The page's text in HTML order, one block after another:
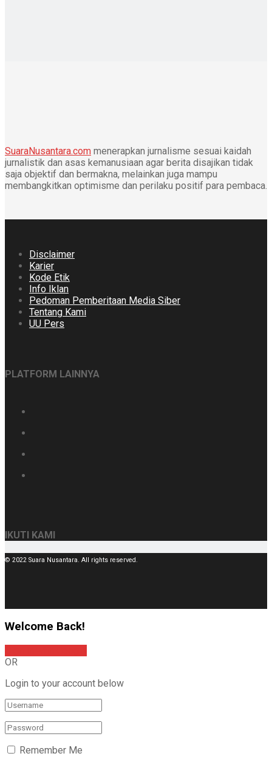
SuaraNusantara.com menerapkan jurnalisme sesuai kaidah
jurnalistik dan asas kemanusiaan agar berita disajikan tidak
saja objektif dan bermakna, melainkan juga mampu
membangkitkan optimisme dan perilaku positif para pembaca.
Disclaimer
Karier
Kode Etik
Info Iklan
Pedoman Pemberitaan Media Siber
Tentang Kami
UU Pers
PLATFORM LAINNYA
IKUTI KAMI
© 2022 Suara Nusantara. All rights reserved.
Welcome Back!
OR
Login to your account below
Remember Me